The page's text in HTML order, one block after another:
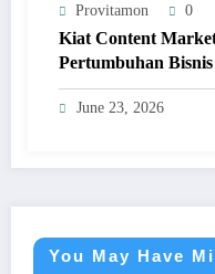
Provitamon 0
Kiat Content
Pertumbuhan Bisnis
June 23, 2026
You May Have